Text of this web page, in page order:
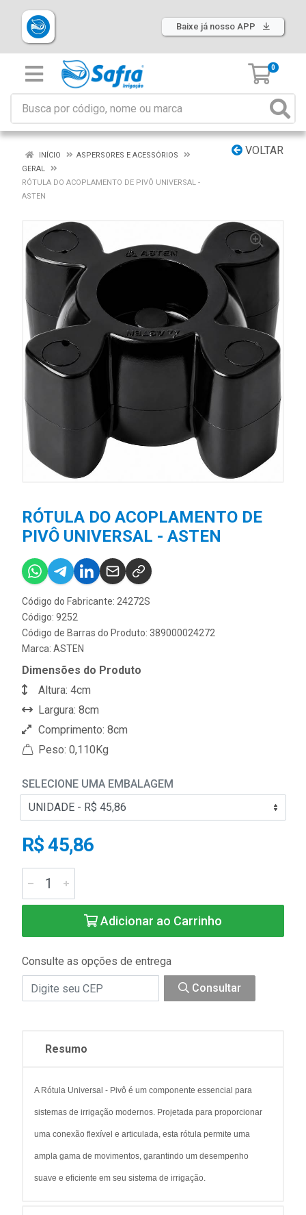
Baixe já nosso APP
0
VOLTAR
INÍCIO
ASPERSORES E ACESSÓRIOS
GERAL
RÓTULA DO ACOPLAMENTO DE PIVÔ UNIVERSAL -
ASTEN
RÓTULA DO ACOPLAMENTO DE
PIVÔ UNIVERSAL - ASTEN
Código do Fabricante: 24272S
Código: 9252
Código de Barras do Produto: 389000024272
Marca: ASTEN
Dimensões do Produto
Altura: 4cm
Largura: 8cm
Comprimento: 8cm
Peso: 0,110Kg
SELECIONE UMA EMBALAGEM
R$ 45,86
Adicionar ao Carrinho
Consulte as opções de entrega
Consultar
Resumo
A Rótula Universal - Pivô é um componente essencial para
sistemas de irrigação modernos. Projetada para proporcionar
uma conexão flexível e articulada, esta rótula permite uma
ampla gama de movimentos, garantindo um desempenho
suave e eficiente em seu sistema de irrigação.